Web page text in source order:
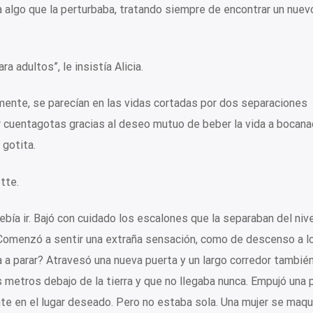
que la perturbaba, tratando siempre de encontrar un
adultos”, le insistía Alicia.
se parecían en las vidas cortadas por dos separaciones
gracias al deseo mutuo de beber la vida a
gotita.
ir. Bajó con cuidado los escalones que la separaban del
a sentir una extraña sensación, como de descenso a
parar? Atravesó una nueva puerta y un largo corredor
debajo de la tierra y que no llegaba nunca. Empujó una
en el lugar deseado. Pero no estaba sola. Una mujer se